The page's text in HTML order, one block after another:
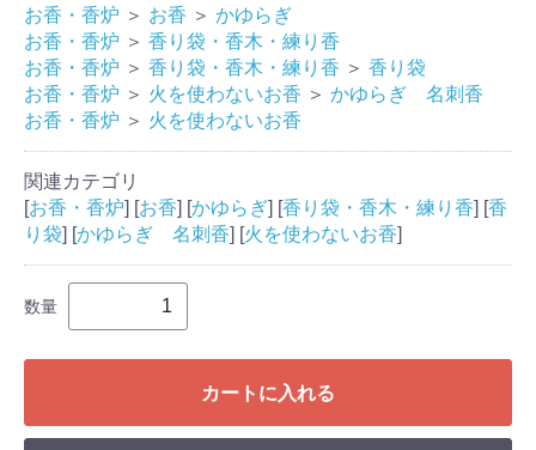
お香・香炉 ＞ お香 ＞ かゆらぎ
お香・香炉 ＞ 香り袋・香木・練り香
お香・香炉 ＞ 香り袋・香木・練り香 ＞ 香り袋
お香・香炉 ＞ 火を使わないお香 ＞ かゆらぎ 名刺香
お香・香炉 ＞ 火を使わないお香
関連カテゴリ
[お香・香炉] [お香] [かゆらぎ] [香り袋・香木・練り香] [香
り袋] [かゆらぎ 名刺香] [火を使わないお香]
数量
カートに入れる